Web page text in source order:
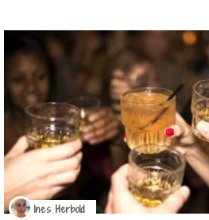
Ines Herbold